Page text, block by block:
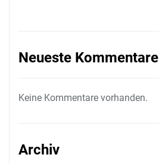
Neueste Kommentare
Keine Kommentare vorhanden.
Archiv